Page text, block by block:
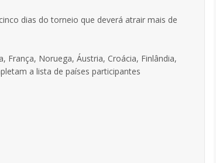
dias do torneio que deverá atrair mais de
Noruega, Áustria, Croácia, Finlândia,
a lista de países participantes